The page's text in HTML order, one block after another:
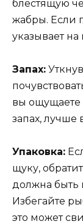
блестящую
жабры. Если
указывает
Запах:
вы
запах, лучше
Упаковка:
щуку,
должна быть
Избегайте
это может